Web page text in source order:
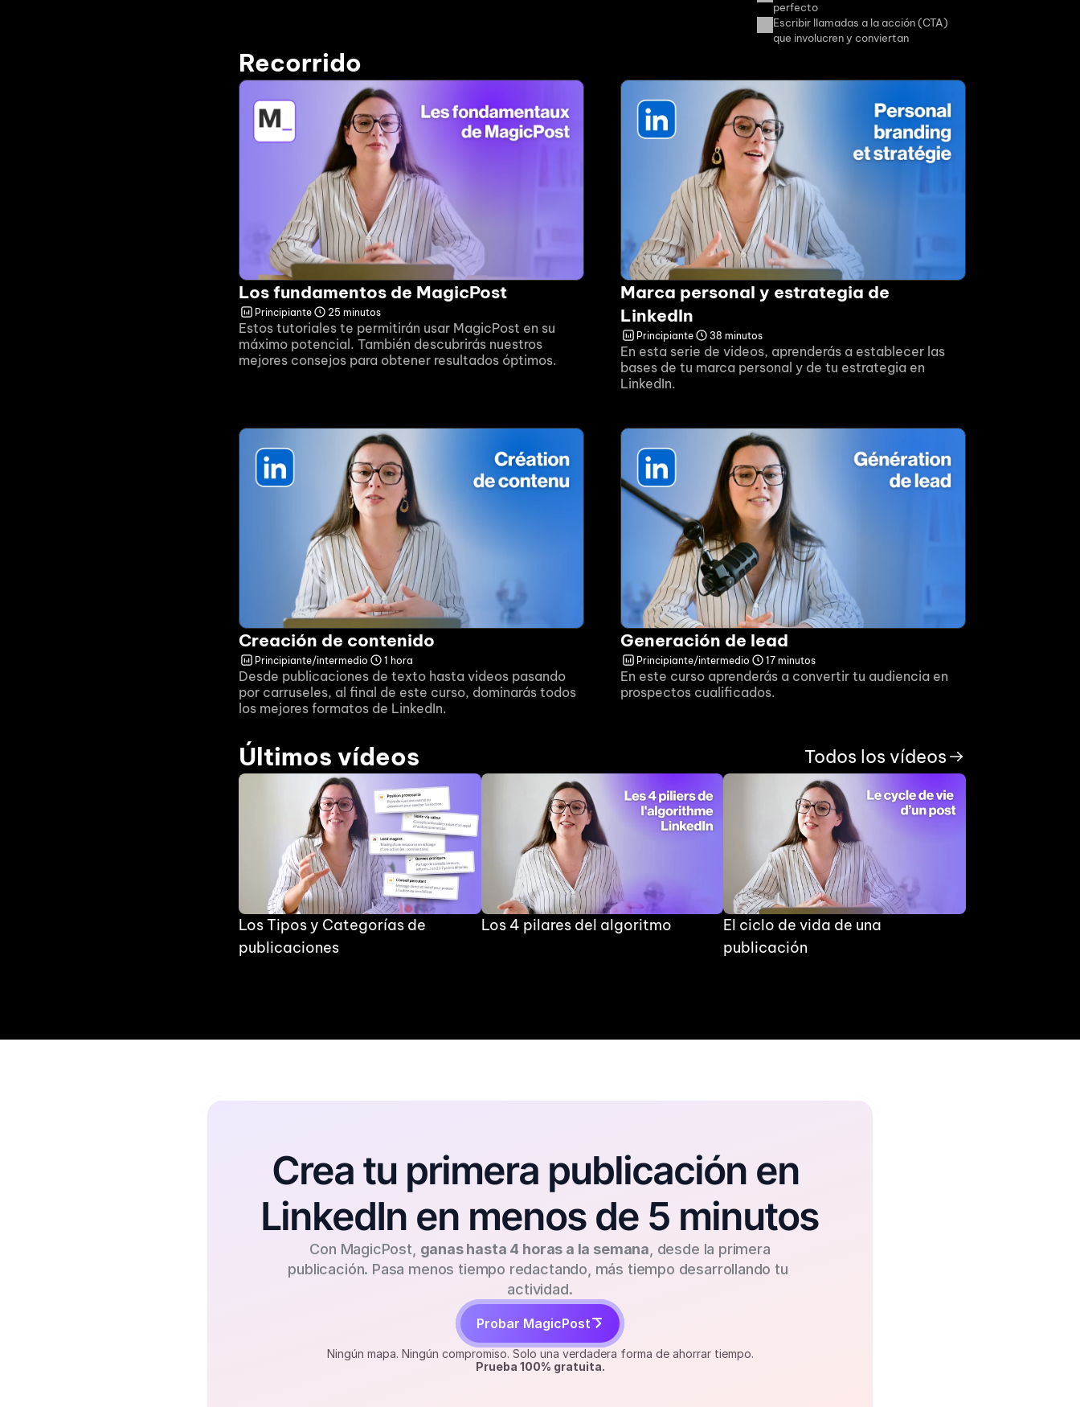
perfecto
Escribir llamadas a la acción (CTA)
que involucren y conviertan
Recorrido
Los fundamentos de MagicPost
Principiante 25 minutos
Estos tutoriales te permitirán usar MagicPost en su
máximo potencial. También descubrirás nuestros
mejores consejos para obtener resultados óptimos.
Marca personal y estrategia de
LinkedIn
Principiante 38 minutos
En esta serie de videos, aprenderás a establecer las
bases de tu marca personal y de tu estrategia en
LinkedIn.
Creación de contenido
Principiante/intermedio 1 hora
Desde publicaciones de texto hasta videos pasando
por carruseles, al final de este curso, dominarás todos
los mejores formatos de LinkedIn.
Generación de lead
Principiante/intermedio 17 minutos
En este curso aprenderás a convertir tu audiencia en
prospectos cualificados.
Últimos vídeos Todos los vídeos
Los Tipos y Categorías de
publicaciones
Los 4 pilares del algoritmo
El ciclo de vida de una
publicación
Crea tu primera publicación en
LinkedIn en menos de 5 minutos
Con MagicPost, ganas hasta 4 horas a la semana , desde la primera
publicación. Pasa menos tiempo redactando, más tiempo desarrollando tu
actividad.
Probar MagicPost
Ningún mapa. Ningún compromiso. Solo una verdadera forma de ahorrar tiempo.
Prueba 100% gratuita.